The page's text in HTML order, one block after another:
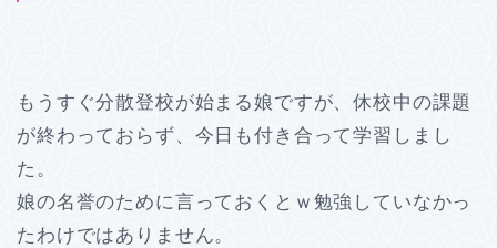
もうすぐ分散登校が始まる娘ですが、休校中の課題
が終わっておらず、今日も付き合って学習しまし
た。
娘の名誉のために言っておくとｗ勉強していなかっ
たわけではありません。